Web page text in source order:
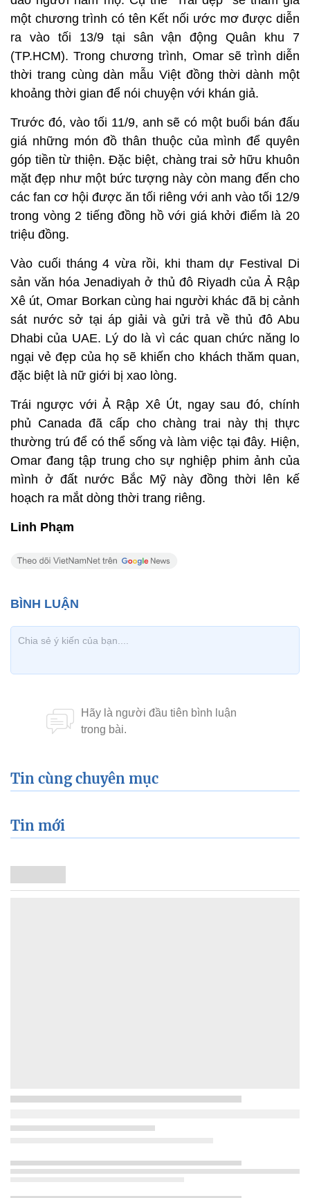
một chương trình có tên Kết nối ước mơ được diễn
ra vào tối 13/9 tại sân vận động Quân khu 7
(TP.HCM). Trong chương trình, Omar sẽ trình diễn
thời trang cùng dàn mẫu Việt đồng thời dành một
khoảng thời gian để nói chuyện với khán giả.
Trước đó, vào tối 11/9, anh sẽ có một buổi bán đấu
giá những món đồ thân thuộc của mình để quyên
góp tiền từ thiện. Đặc biệt, chàng trai sở hữu khuôn
mặt đẹp như một bức tượng này còn mang đến cho
các fan cơ hội được ăn tối riêng với anh vào tối 12/9
trong vòng 2 tiếng đồng hồ với giá khởi điểm là 20
triệu đồng.
Vào cuối tháng 4 vừa rồi, khi tham dự Festival Di
sản văn hóa Jenadiyah ở thủ đô Riyadh của Ả Rập
Xê út, Omar Borkan cùng hai người khác đã bị cảnh
sát nước sở tại áp giải và gửi trả về thủ đô Abu
Dhabi của UAE. Lý do là vì các quan chức năng lo
ngại vẻ đẹp của họ sẽ khiến cho khách thăm quan,
đặc biệt là nữ giới bị xao lòng.
Trái ngược với Ả Rập Xê Út, ngay sau đó, chính
phủ Canada đã cấp cho chàng trai này thị thực
thường trú để có thể sống và làm việc tại đây. Hiện,
Omar đang tập trung cho sự nghiệp phim ảnh của
mình ở đất nước Bắc Mỹ này đồng thời lên kế
hoạch ra mắt dòng thời trang riêng.
Linh Phạm
Tin cùng chuyên mục
Tin mới